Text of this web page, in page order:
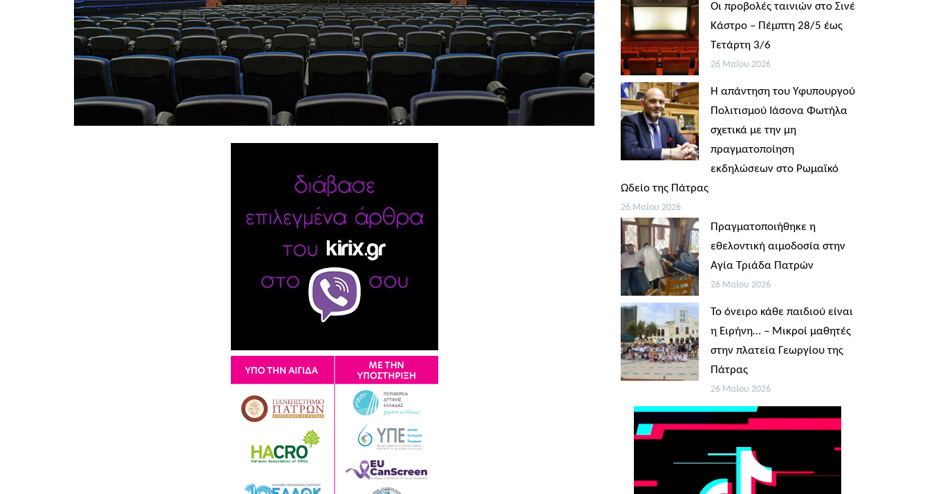
Οι προβολές ταινιών στο Σινέ
Κάστρο – Πέμπτη 28/5 έως
Τετάρτη 3/6
26 Μαΐου 2026
Η απάντηση του Υφυπουργού
Πολιτισμού Ιάσονα Φωτήλα
σχετικά με την μη
πραγματοποίηση
εκδηλώσεων στο Ρωμαϊκό
Ωδείο της Πάτρας
26 Μαΐου 2026
Πραγματοποιήθηκε η
εθελοντική αιμοδοσία στην
Αγία Τριάδα Πατρών
26 Μαΐου 2026
Το όνειρο κάθε παιδιού είναι
η Ειρήνη… – Μικροί μαθητές
στην πλατεία Γεωργίου της
Πάτρας
26 Μαΐου 2026